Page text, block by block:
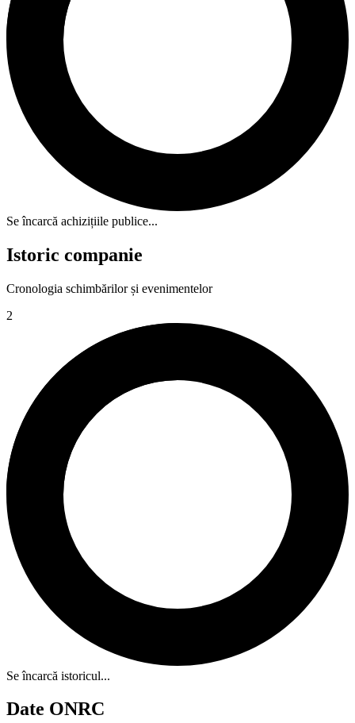
Se încarcă achizițiile publice...
Istoric companie
Cronologia schimbărilor și evenimentelor
2
Se încarcă istoricul...
Date ONRC